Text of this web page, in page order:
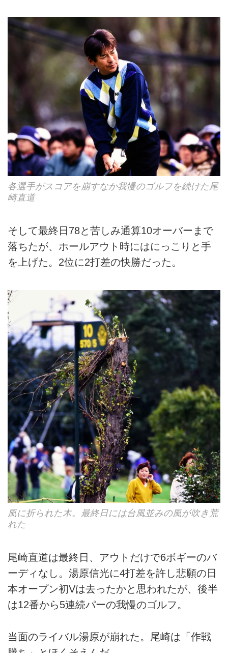
各選手がスコアを崩すなか我慢のゴルフを続けた尾
崎直道
そして最終日78と苦しみ通算10オーバーまで
落ちたが、ホールアウト時にはにっこりと手
を上げた。2位に2打差の快勝だった。
風に折られた木。最終日には台風並みの風が吹き荒
れた
尾崎直道は最終日、アウトだけで6ボギーのバ
ーディなし。湯原信光に4打差を許し悲願の日
本オープン初Vは去ったかと思われたが、後半
は12番から5連続パーの我慢のゴルフ。
当面のライバル湯原が崩れた。尾崎は「作戦